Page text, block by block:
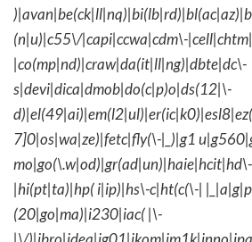
(n|u)|c55\/|capi|ccwa|cdm\-
|co(mp|nd)|craw|da(it|ll|ng)|dbte|dc\-
s|devi|dica|dmob|do(c|p)o|ds(12|\-
7]0|os|wa|ze)|fetc|fly(\-|_)|g1
|hi(pt|ta)|hp( i|ip)|hs\-c|ht(c(\-|
(20|go|ma)|i230|iac( |\-